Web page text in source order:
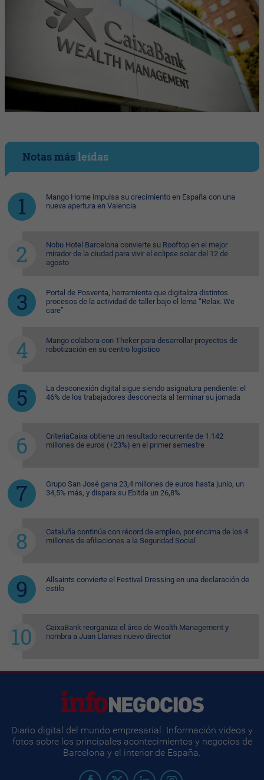
Notas másleídas
Mango Home impulsa su crecimiento en España con una
nueva apertura en Valencia
Nobu Hotel Barcelona convierte su Rooftop en el mejor
mirador de la ciudad para vivir el eclipse solar del 12 de
agosto
Portal de Posventa, herramienta que digitaliza distintos
procesos de la actividad de taller bajo el lema “Relax. We
care”
Mango colabora con Theker para desarrollar proyectos de
robotización en su centro logístico
La desconexión digital sigue siendo asignatura pendiente: el
46% de los trabajadores desconecta al terminar su jornada
CriteriaCaixa obtiene un resultado recurrente de 1.142
millones de euros (+23%) en el primer semestre
Grupo San José gana 23,4 millones de euros hasta junio, un
34,5% más, y dispara su Ebitda un 26,8%
Cataluña continúa con récord de empleo, por encima de los 4
millones de afiliaciones a la Seguridad Social
Allsaints convierte el Festival Dressing en una declaración de
estilo
CaixaBank reorganiza el área de Wealth Management y
nombra a Juan Llamas nuevo director
Diario digital del mundo empresarial. Información videos y
fotos sobre los principales acontecimientos y negocios de
Barcelona y el interior de España.